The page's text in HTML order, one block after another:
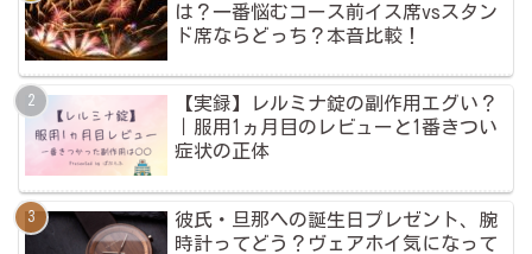
は？一番悩むコース前イス席vsスタン
ド席ならどっち？本音比較！
【実録】レルミナ錠の副作用エグい？
｜服用1ヵ月目のレビューと1番きつい
症状の正体
彼氏・旦那への誕生日プレゼント、腕
時計ってどう？ヴェアホイ気になって